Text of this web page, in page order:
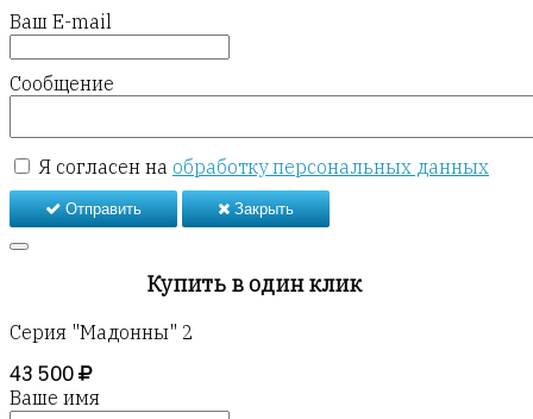
Ваш E-mail
Сообщение
Я согласен на обработку персональных данных
Отправить Закрыть
Купить в один клик
Серия "Мадонны" 2
43 500
Ваше имя